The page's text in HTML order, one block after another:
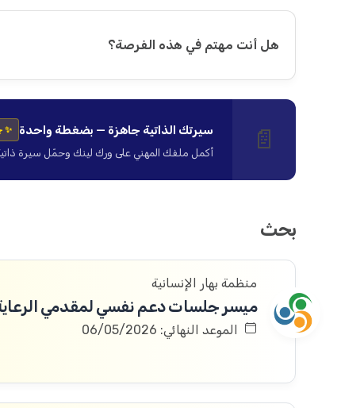
هل أنت مهتم في هذه الفرصة؟
📄 سيرتك الذاتية جاهزة — بضغطة واحدة ✨
أكمل ملفك المهني على ورك لينك وحمّل سيرة ذاتية
بحث
منظمة بهار الإنسانية
ميسر جلسات دعم نفسي لمقدمي
الموعد النهائي: 06/05/2026